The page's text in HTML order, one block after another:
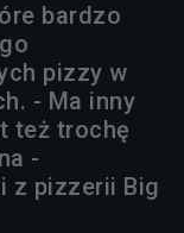
bardzo
pizzy w
- Ma inny
też trochę
-
z pizzerii Big